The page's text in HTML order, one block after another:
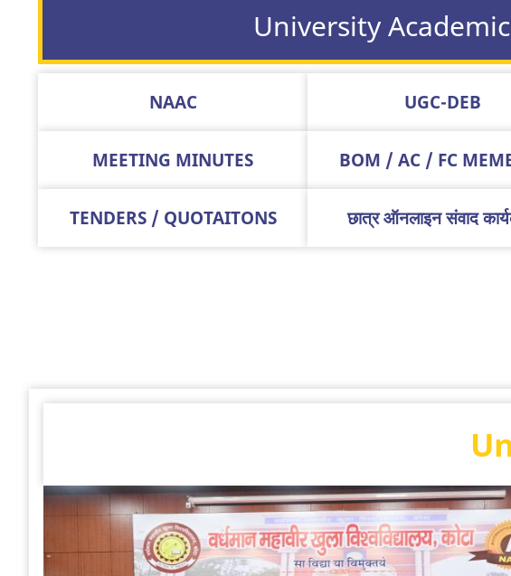
University
NAAC UGC-DEB
MEETING MINUTES BOM / AC / FC
TENDERS / QUOTAITONS छात्र ऑनलाइन संवाद